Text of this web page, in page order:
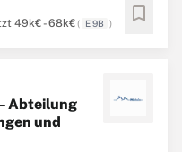
für Verkehr (BMV). In
engagierte Menschen
49k€ - 68k€( E 9B ) bookmark
Abteilung
und